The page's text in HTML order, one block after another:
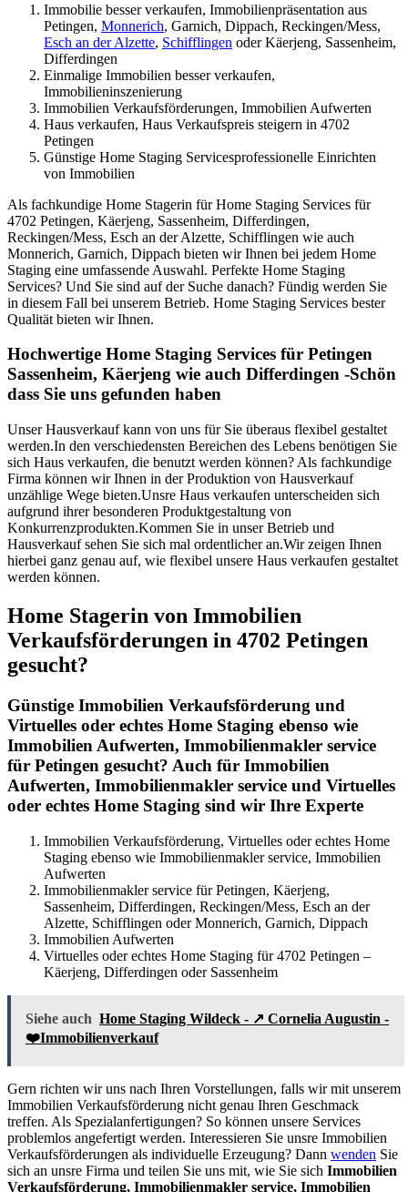
Immobilie besser verkaufen, Immobilienpräsentation aus
Petingen, Monnerich, Garnich, Dippach, Reckingen/Mess,
Esch an der Alzette, Schifflingen oder Käerjeng, Sassenheim,
Differdingen
Einmalige Immobilien besser verkaufen,
Immobilieninszenierung
Immobilien Verkaufsförderungen, Immobilien Aufwerten
Haus verkaufen, Haus Verkaufspreis steigern in 4702
Petingen
Günstige Home Staging Servicesprofessionelle Einrichten
von Immobilien
Als fachkundige Home Stagerin für Home Staging Services für
4702 Petingen, Käerjeng, Sassenheim, Differdingen,
Reckingen/Mess, Esch an der Alzette, Schifflingen wie auch
Monnerich, Garnich, Dippach bieten wir Ihnen bei jedem Home
Staging eine umfassende Auswahl. Perfekte Home Staging
Services? Und Sie sind auf der Suche danach? Fündig werden Sie
in diesem Fall bei unserem Betrieb. Home Staging Services bester
Qualität bieten wir Ihnen.
Hochwertige Home Staging Services für Petingen
Sassenheim, Käerjeng wie auch Differdingen -Schön
dass Sie uns gefunden haben
Unser Hausverkauf kann von uns für Sie überaus flexibel gestaltet
werden.In den verschiedensten Bereichen des Lebens benötigen Sie
sich Haus verkaufen, die benutzt werden können? Als fachkundige
Firma können wir Ihnen in der Produktion von Hausverkauf
unzählige Wege bieten.Unsre Haus verkaufen unterscheiden sich
aufgrund ihrer besonderen Produktgestaltung von
Konkurrenzprodukten.Kommen Sie in unser Betrieb und
Hausverkauf sehen Sie sich mal ordentlicher an.Wir zeigen Ihnen
hierbei ganz genau auf, wie flexibel unsere Haus verkaufen gestaltet
werden können.
Home Stagerin von Immobilien
Verkaufsförderungen in 4702 Petingen
gesucht?
Günstige Immobilien Verkaufsförderung und
Virtuelles oder echtes Home Staging ebenso wie
Immobilien Aufwerten, Immobilienmakler service
für Petingen gesucht? Auch für Immobilien
Aufwerten, Immobilienmakler service und Virtuelles
oder echtes Home Staging sind wir Ihre Experte
Immobilien Verkaufsförderung, Virtuelles oder echtes Home
Staging ebenso wie Immobilienmakler service, Immobilien
Aufwerten
Immobilienmakler service für Petingen, Käerjeng,
Sassenheim, Differdingen, Reckingen/Mess, Esch an der
Alzette, Schifflingen oder Monnerich, Garnich, Dippach
Immobilien Aufwerten
Virtuelles oder echtes Home Staging für 4702 Petingen –
Käerjeng, Differdingen oder Sassenheim
Siehe auch Home Staging Wildeck - ↗️ Cornelia Augustin -
❤️Immobilienverkauf
Gern richten wir uns nach Ihren Vorstellungen, falls wir mit unserem
Immobilien Verkaufsförderung nicht genau Ihren Geschmack
treffen. Als Spezialanfertigungen? So können unsere Services
problemlos angefertigt werden. Interessieren Sie unsre Immobilien
Verkaufsförderungen als individuelle Erzeugung? Dann wenden Sie
sich an unsre Firma und teilen Sie uns mit, wie Sie sich Immobilien
Verkaufsförderung, Immobilienmakler service, Immobilien